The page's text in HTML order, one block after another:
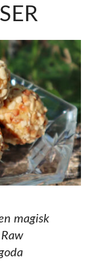
magisk